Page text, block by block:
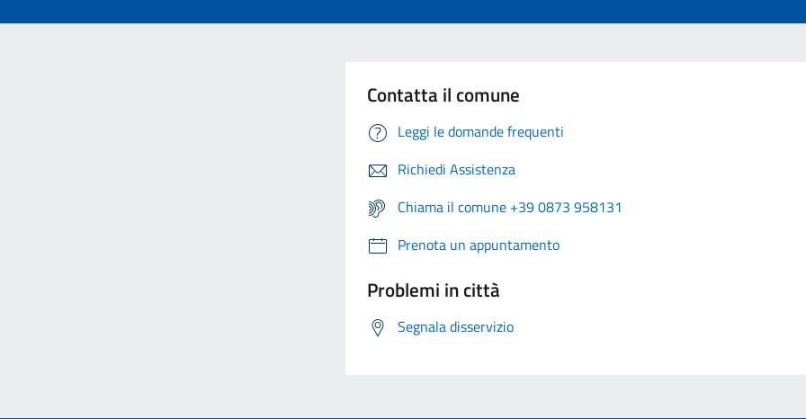
Contatta il comune
Leggi le domande frequenti
Richiedi Assistenza
Chiama il comune +39 0873 958131
Prenota un appuntamento
Problemi in città
Segnala disservizio